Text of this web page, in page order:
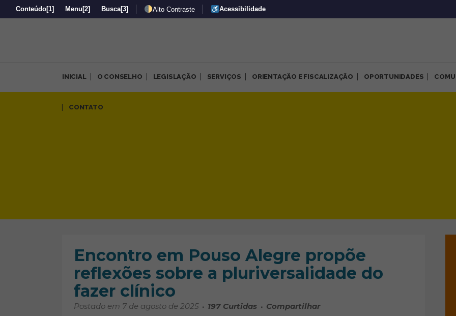
Conteúdo[1] Menu [2] Busca[3] Alto Contraste Acessibilidade
INICIAL O CONSELHO LEGISLAÇÃO SERVIÇOS ORIENTAÇÃO E FISCALIZAÇÃO OPORTUNIDADES
CONTATO
Arquivos Destaques na Home | Página 12 de 138 | CRP-MG
Encontro em Pouso Alegre propõe
reflexões sobre a pluriversalidade do
fazer clínico
Postado em 7 de agosto de 2025 197 Curtidas Compartilhar